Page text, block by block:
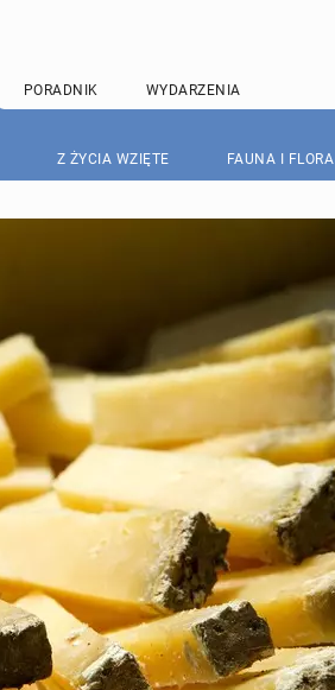
PORADNIK WYDARZENIA
Z ŻYCIA WZIĘTE FAUNA I FLORA